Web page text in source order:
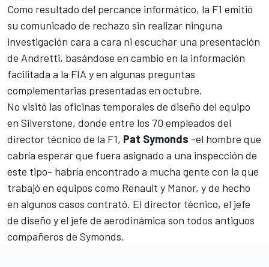
Como resultado del percance informático, la F1 emitió
su comunicado de rechazo sin realizar ninguna
investigación cara a cara ni escuchar una presentación
de Andretti, basándose en cambio en la información
facilitada a la FIA y en algunas preguntas
complementarias presentadas en octubre.
No visitó las oficinas temporales de diseño del equipo
en Silverstone, donde entre los 70 empleados del
director técnico de la F1, Pat Symonds -el hombre que
cabría esperar que fuera asignado a una inspección de
este tipo- habría encontrado a mucha gente con la que
trabajó en equipos como Renault y Manor, y de hecho
en algunos casos contrató. El director técnico, el jefe
de diseño y el jefe de aerodinámica son todos antiguos
compañeros de Symonds.